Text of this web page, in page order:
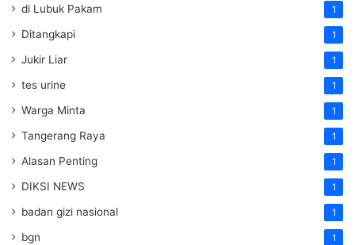
di Lubuk Pakam 1
Ditangkapi 1
Jukir Liar 1
tes urine 1
Warga Minta 1
Tangerang Raya 1
Alasan Penting 1
DIKSI NEWS 1
badan gizi nasional 1
bgn 1